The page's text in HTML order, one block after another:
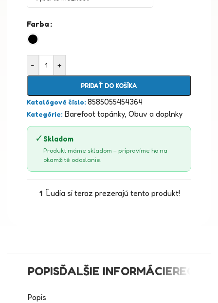
Farba
- +
PRIDAŤ DO KOŠÍKA
Katalógové číslo: 8585055454364
Kategórie: Barefoot topánky, Obuv a doplnky
✓ Skladom
Produkt máme skladom – pripravíme ho na
okamžité odoslanie.
1 Ľudia si teraz prezerajú tento produkt!
POPISĎALŠIE INFORMÁCIE
Popis